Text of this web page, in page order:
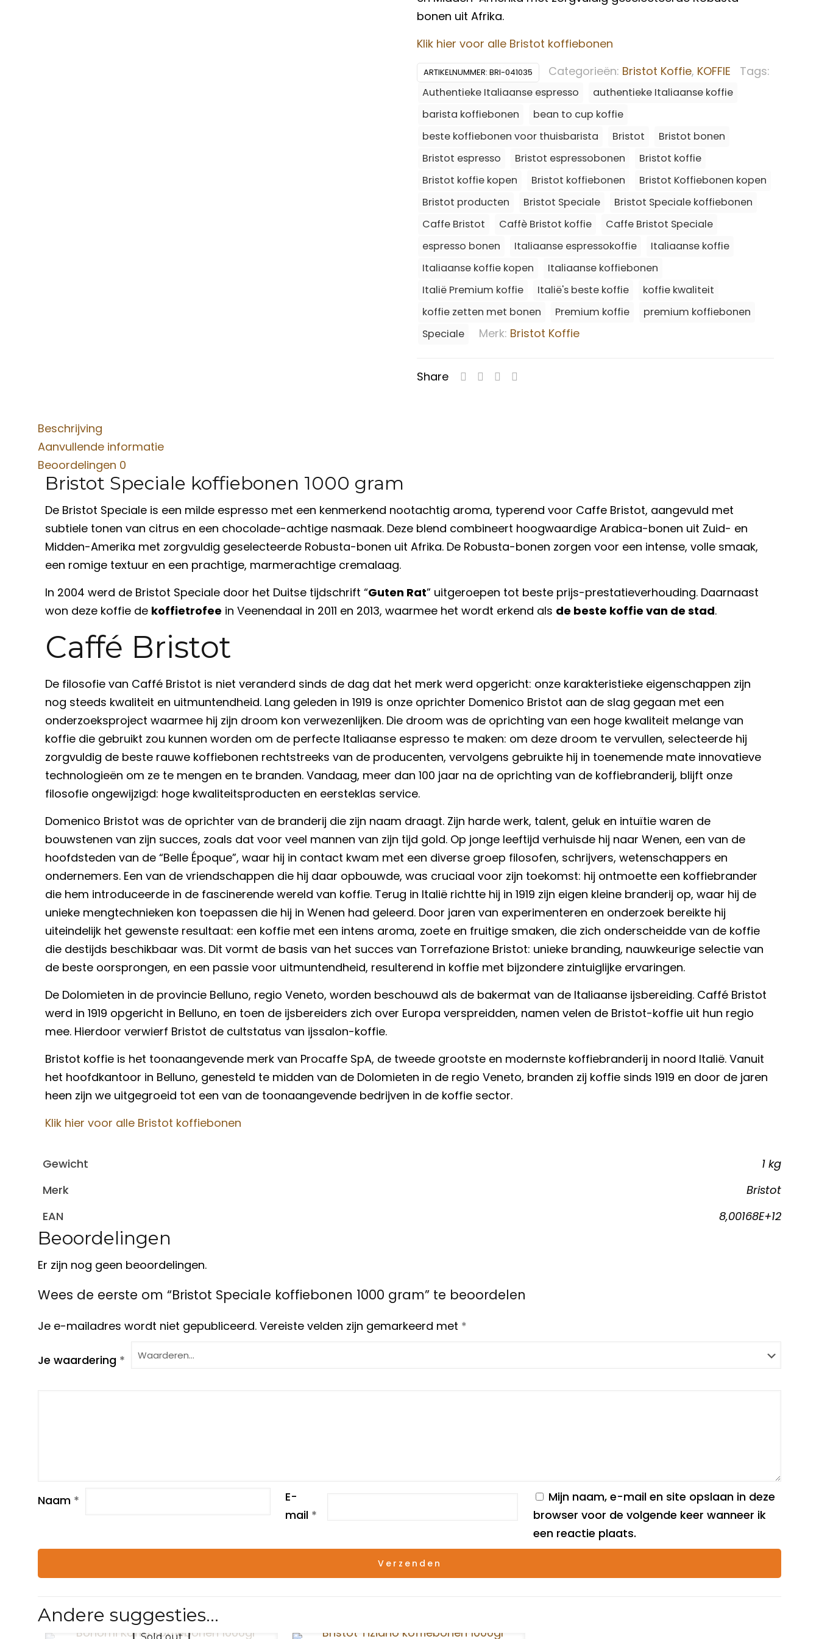
bonen uit Afrika.
Klik hier voor alle Bristot koffiebonen
ARTIKELNUMMER: BRI-041035 Categorieën: Bristot Koffie, KOFFIE Tags:
Authentieke Italiaanse espresso
authentieke Italiaanse koffie
barista koffiebonen
bean to cup koffie
beste koffiebonen voor thuisbarista
Bristot
Bristot bonen
Bristot espresso
Bristot espressobonen
Bristot koffie
Bristot koffie kopen
Bristot koffiebonen
Bristot Koffiebonen kopen
Bristot producten
Bristot Speciale
Bristot Speciale koffiebonen
Caffe Bristot
Caffè Bristot koffie
Caffe Bristot Speciale
espresso bonen
Italiaanse espressokoffie
Italiaanse koffie
Italiaanse koffie kopen
Italiaanse koffiebonen
Italië Premium koffie
Italië's beste koffie
koffie kwaliteit
koffie zetten met bonen
Premium koffie
premium koffiebonen
Speciale
Merk: Bristot Koffie
Share
Beschrijving
Aanvullende informatie
Beoordelingen 0
Bristot Speciale koffiebonen 1000 gram
De Bristot Speciale is een milde espresso met een kenmerkend nootachtig aroma, typerend voor Caffe Bristot, aangevuld met
subtiele tonen van citrus en een chocolade-achtige nasmaak. Deze blend combineert hoogwaardige Arabica-bonen uit Zuid- en
Midden-Amerika met zorgvuldig geselecteerde Robusta-bonen uit Afrika. De Robusta-bonen zorgen voor een intense, volle smaak,
een romige textuur en een prachtige, marmerachtige cremalaag.
In 2004 werd de Bristot Speciale door het Duitse tijdschrift “Guten Rat” uitgeroepen tot beste prijs-prestatieverhouding. Daarnaast
won deze koffie de koffietrofee in Veenendaal in 2011 en 2013, waarmee het wordt erkend als de beste koffie van de stad.
Caffé Bristot
De filosofie van Caffé Bristot is niet veranderd sinds de dag dat het merk werd opgericht: onze karakteristieke eigenschappen zijn
nog steeds kwaliteit en uitmuntendheid. Lang geleden in 1919 is onze oprichter Domenico Bristot aan de slag gegaan met een
onderzoeksproject waarmee hij zijn droom kon verwezenlijken. Die droom was de oprichting van een hoge kwaliteit melange van
koffie die gebruikt zou kunnen worden om de perfecte Italiaanse espresso te maken: om deze droom te vervullen, selecteerde hij
zorgvuldig de beste rauwe koffiebonen rechtstreeks van de producenten, vervolgens gebruikte hij in toenemende mate innovatieve
technologieën om ze te mengen en te branden. Vandaag, meer dan 100 jaar na de oprichting van de koffiebranderij, blijft onze
filosofie ongewijzigd: hoge kwaliteitsproducten en eersteklas service.
Domenico Bristot was de oprichter van de branderij die zijn naam draagt. Zijn harde werk, talent, geluk en intuïtie waren de
bouwstenen van zijn succes, zoals dat voor veel mannen van zijn tijd gold. Op jonge leeftijd verhuisde hij naar Wenen, een van de
hoofdsteden van de “Belle Époque”, waar hij in contact kwam met een diverse groep filosofen, schrijvers, wetenschappers en
ondernemers. Een van de vriendschappen die hij daar opbouwde, was cruciaal voor zijn toekomst: hij ontmoette een koffiebrander
die hem introduceerde in de fascinerende wereld van koffie. Terug in Italië richtte hij in 1919 zijn eigen kleine branderij op, waar hij de
unieke mengtechnieken kon toepassen die hij in Wenen had geleerd. Door jaren van experimenteren en onderzoek bereikte hij
uiteindelijk het gewenste resultaat: een koffie met een intens aroma, zoete en fruitige smaken, die zich onderscheidde van de koffie
die destijds beschikbaar was. Dit vormt de basis van het succes van Torrefazione Bristot: unieke branding, nauwkeurige selectie van
de beste oorsprongen, en een passie voor uitmuntendheid, resulterend in koffie met bijzondere zintuiglijke ervaringen.
De Dolomieten in de provincie Belluno, regio Veneto, worden beschouwd als de bakermat van de Italiaanse ijsbereiding. Caffé Bristot
werd in 1919 opgericht in Belluno, en toen de ijsbereiders zich over Europa verspreidden, namen velen de Bristot-koffie uit hun regio
mee. Hierdoor verwierf Bristot de cultstatus van ijssalon-koffie.
Bristot koffie is het toonaangevende merk van Procaffe SpA, de tweede grootste en modernste koffiebranderij in noord Italië. Vanuit
het hoofdkantoor in Belluno, genesteld te midden van de Dolomieten in de regio Veneto, branden zij koffie sinds 1919 en door de jaren
heen zijn we uitgegroeid tot een van de toonaangevende bedrijven in de koffie sector.
Klik hier voor alle Bristot koffiebonen
Gewicht
1 kg
Merk
Bristot
EAN
8,00168E+12
Beoordelingen
Er zijn nog geen beoordelingen.
Wees de eerste om “Bristot Speciale koffiebonen 1000 gram” te beoordelen
Je e-mailadres wordt niet gepubliceerd. Vereiste velden zijn gemarkeerd met *
Je waardering *
Naam *
E-
mail *
Mijn naam, e-mail en site opslaan in deze
browser voor de volgende keer wanneer ik
een reactie plaats.
Andere suggesties…
Sold out